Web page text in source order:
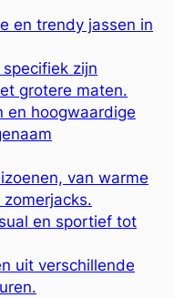
en trendy jassen in
zijn
grotere maten.
en hoogwaardige
van warme
en sportief tot
uit verschillende